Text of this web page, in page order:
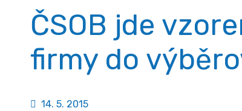
ČSOB jde
firmy do
14. 5. 2015